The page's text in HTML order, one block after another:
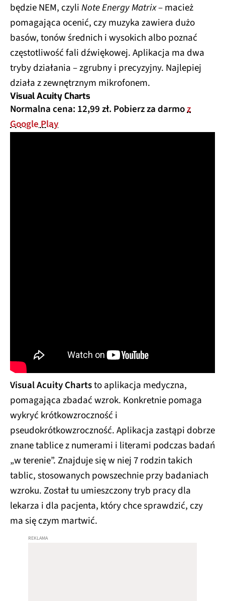
będzie NEM, czyliNote Energy Matrix– macież
pomagająca ocenić, czy muzyka zawiera dużo
basów, tonów średnich i wysokich albo poznać
częstotliwość fali dźwiękowej. Aplikacja ma dwa
tryby działania – zgrubny i precyzyjny. Najlepiej
działa z zewnętrznym mikrofonem.
Visual Acuity Charts
Normalna cena: 12,99 zł. Pobierz za darmoz
Google Play
Visual Acuity Chartsto aplikacja medyczna,
pomagająca zbadać wzrok. Konkretnie pomaga
wykryć krótkowzroczność i
pseudokrótkowzroczność. Aplikacja zastąpi dobrze
znane tablice z numerami i literami podczas badań
„w terenie”. Znajduje się w niej 7 rodzin takich
tablic, stosowanych powszechnie przy badaniach
wzroku. Został tu umieszczony tryb pracy dla
lekarza i dla pacjenta, który chce sprawdzić, czy
ma się czym martwić.